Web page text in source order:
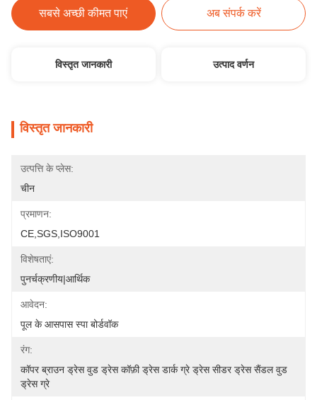
सबसे अच्छी कीमत पाएं अब संपर्क करें
विस्तृत जानकारी उत्पाद वर्णन
विस्तृत जानकारी
उत्पत्ति के प्लेस:
चीन
प्रमाणन:
CE,SGS,ISO9001
विशेषताएं:
पुनर्चक्रणीय|आर्थिक
आवेदन:
पूल के आसपास स्पा बोर्डवॉक
रंग:
कॉपर ब्राउन ड्रेस वुड ड्रेस कॉफ़ी ड्रेस डार्क ग्रे ड्रेस सीडर ड्रेस सैंडल वुड
ड्रेस ग्रे